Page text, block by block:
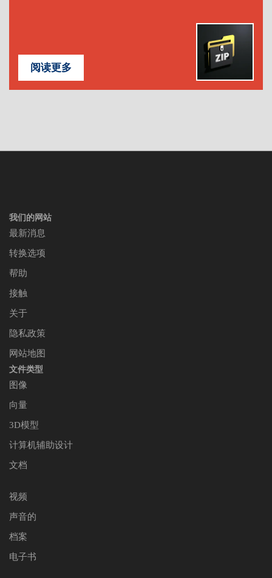
阅读更多
我们的网站
最新消息
转换选项
帮助
接触
关于
隐私政策
网站地图
文件类型
图像
向量
3D模型
计算机辅助设计
文档
视频
声音的
档案
电子书